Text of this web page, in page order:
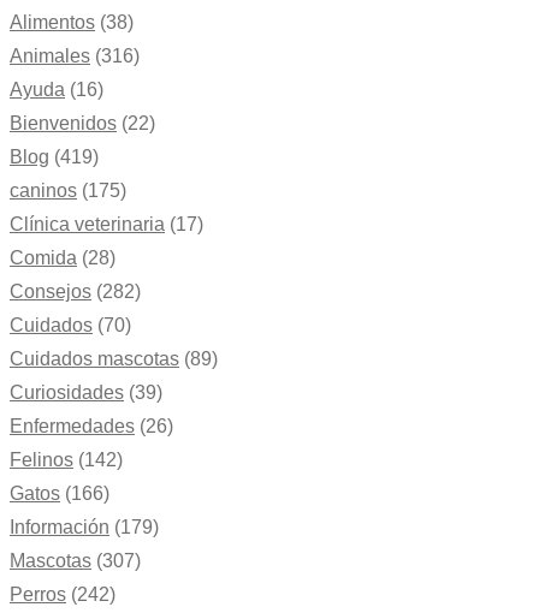
Alimentos (38)
Animales (316)
Ayuda (16)
Bienvenidos (22)
Blog (419)
caninos (175)
Clínica veterinaria (17)
Comida (28)
Consejos (282)
Cuidados (70)
Cuidados mascotas (89)
Curiosidades (39)
Enfermedades (26)
Felinos (142)
Gatos (166)
Información (179)
Mascotas (307)
Perros (242)